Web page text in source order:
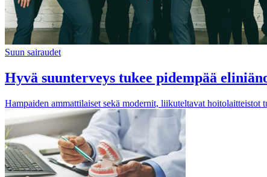
Suun sairaudet
Hyvä suunterveys tukee pidempää
Hampaiden ammattilaiset sekä modernit, liikuteltavat